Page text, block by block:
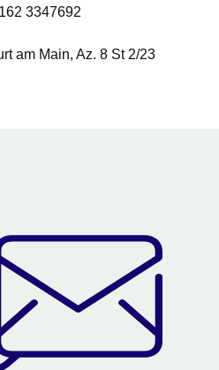
3347692
am Main, Az. 8 St 2/23